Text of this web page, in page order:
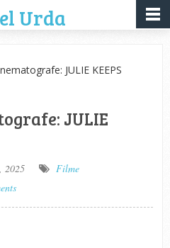
Urda
JULIE KEEPS
JULIE
2025
Filme